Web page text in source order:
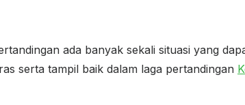
ada banyak sekali situasi yang
serta tampil baik dalam laga pertandingan